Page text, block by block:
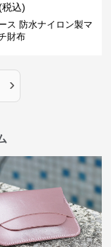
税込)
ス 防水ナイロン製マ
財布
›